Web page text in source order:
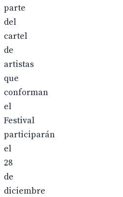
parte
del
cartel
de
artistas
que
conforman
el
Festival
participarán
el
28
de
diciembre